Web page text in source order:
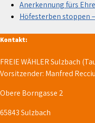
Anerkennung fürs
Höfesterben stoppen
Kontakt:
FREIE WÄHLER Sulzbach
Vorsitzender: Manfred
Obere Borngasse 2
65843 Sulzbach